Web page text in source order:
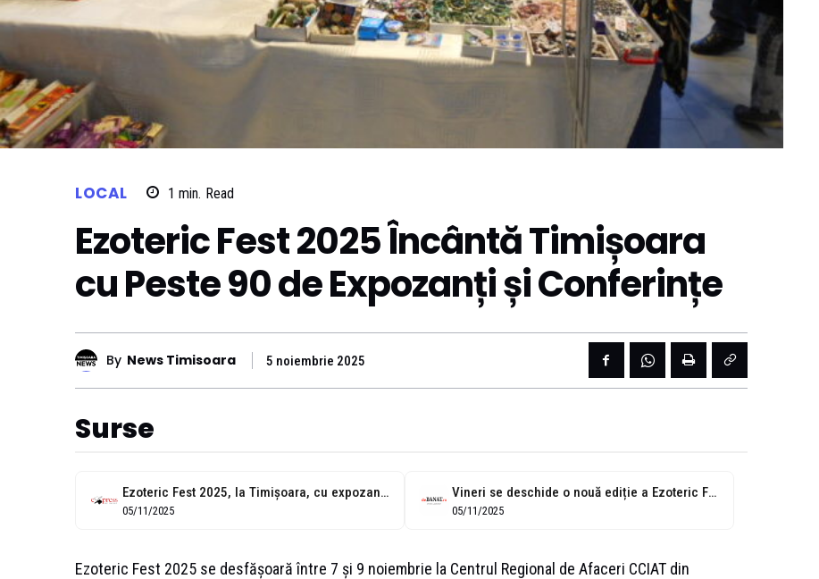
LOCAL 1 min. Read
Ezoteric Fest 2025 Încântă Timișoara
cu Peste 90 de Expozanți și Conferințe
By News Timisoara 5 noiembrie 2025
Surse
Ezoteric Fest 2025, la Timișoara, cu expozanți și conferințe
05/11/2025
Vineri se deschide o nouă ediție a Ezoteric Fest
05/11/2025
Ezoteric Fest 2025 se desfășoară între 7 și 9 noiembrie la Centrul Regional de Afaceri CCIAT din